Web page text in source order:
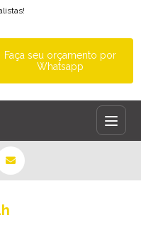
Faça seu orçamento por
Whatsapp
24H